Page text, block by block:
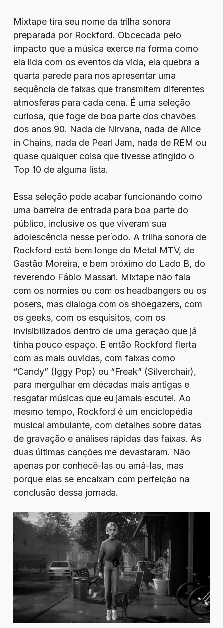
Mixtape tira seu nome da trilha sonora
preparada por Rockford. Obcecada pelo
impacto que a música exerce na forma como
ela lida com os eventos da vida, ela quebra a
quarta parede para nos apresentar uma
sequência de faixas que transmitem diferentes
atmosferas para cada cena. É uma seleção
curiosa, que foge de boa parte dos chavões
dos anos 90. Nada de Nirvana, nada de Alice
in Chains, nada de Pearl Jam, nada de REM ou
quase qualquer coisa que tivesse atingido o
Top 10 de alguma lista.
Essa seleção pode acabar funcionando como
uma barreira de entrada para boa parte do
público, inclusive os que viveram sua
adolescência nesse período. A trilha sonora de
Rockford está bem longe do Metal MTV, de
Gastão Moreira, e bem próximo do Lado B, do
reverendo Fábio Massari. Mixtape não fala
com os normies ou com os headbangers ou os
posers, mas dialoga com os shoegazers, com
os geeks, com os esquisitos, com os
invisibilizados dentro de uma geração que já
tinha pouco espaço. E então Rockford flerta
com as mais ouvidas, com faixas como
“Candy” (Iggy Pop) ou “Freak” (Silverchair),
para mergulhar em décadas mais antigas e
resgatar músicas que eu jamais escutei. Ao
mesmo tempo, Rockford é um enciclopédia
musical ambulante, com detalhes sobre datas
de gravação e análises rápidas das faixas. As
duas últimas canções me devastaram. Não
apenas por conhecê-las ou amá-las, mas
porque elas se encaixam com perfeição na
conclusão dessa jornada.